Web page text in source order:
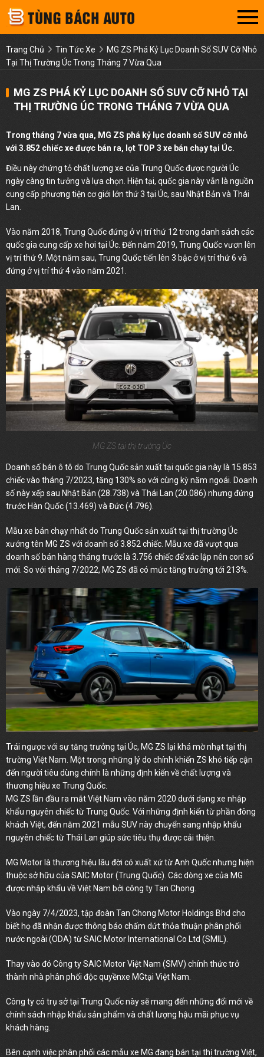
Trang Chủ Tin Tức Xe
MG ZS Phá Kỷ Lục Doanh Số SUV Cỡ Nhỏ
Tại Thị Trường Úc Trong Tháng 7 Vừa Qua
MG ZS PHÁ KỶ LỤC DOANH SỐ SUV CỠ NHỎ TẠI
THỊ TRƯỜNG ÚC TRONG THÁNG 7 VỪA QUA
Trong tháng 7 vừa qua, MG ZS phá kỷ lục doanh số SUV cỡ nhỏ
với 3.852 chiếc xe được bán ra, lọt TOP 3 xe bán chạy tại Úc.
Điều này chứng tỏ chất lượng xe của Trung Quốc được người Úc
ngày càng tin tưởng và lựa chọn. Hiện tại, quốc gia này vẫn là nguồn
cung cấp phương tiện cơ giới lớn thứ 3 tại Úc, sau Nhật Bản và Thái
Lan.
Vào năm 2018, Trung Quốc đứng ở vị trí thứ 12 trong danh sách các
quốc gia cung cấp xe hơi tại Úc. Đến năm 2019, Trung Quốc vươn lên
vị trí thứ 9. Một năm sau, Trung Quốc tiến lên 3 bậc ở vị trí thứ 6 và
đứng ở vị trí thứ 4 vào năm 2021.
MG ZS tại thị trường Úc
Doanh số bán ô tô do Trung Quốc sản xuất tại quốc gia này là 15.853
chiếc vào tháng 7/2023, tăng 130% so với cùng kỳ năm ngoái. Doanh
số này xếp sau Nhật Bản (28.738) và Thái Lan (20.086) nhưng đứng
trước Hàn Quốc (13.469) và Đức (4.796).
Mẫu xe bán chạy nhất do Trung Quốc sản xuất tại thị trường Úc
xướng tên MG ZS với doanh số 3.852 chiếc. Mẫu xe đã vượt qua
doanh số bán hàng tháng trước là 3.756 chiếc để xác lập nên con số
mới. So với tháng 7/2022, MG ZS đã có mức tăng trưởng tới 213%.
Trái ngược với sự tăng trưởng tại Úc, MG ZS lại khá mờ nhạt tại thị
trường Việt Nam. Một trong những lý do chính khiến ZS khó tiếp cận
đến người tiêu dùng chính là những định kiến về chất lượng và
thương hiệu xe Trung Quốc.
MG ZS lần đầu ra mắt Việt Nam vào năm 2020 dưới dạng xe nhập
khẩu nguyên chiếc từ Trung Quốc. Với những định kiến từ phần đông
khách Việt, đến năm 2021 mẫu SUV này chuyển sang nhập khẩu
nguyên chiếc từ Thái Lan giúp sức tiêu thụ được cải thiện.
MG Motor là thương hiệu lâu đời có xuất xứ từ Anh Quốc nhưng hiện
thuộc sở hữu của SAIC Motor (Trung Quốc). Các dòng xe của MG
được nhập khẩu về Việt Nam bởi công ty Tan Chong.
Vào ngày 7/4/2023, tập đoàn Tan Chong Motor Holdings Bhd cho
biết họ đã nhận được thông báo chấm dứt thỏa thuận phân phối
nước ngoài (ODA) từ SAIC Motor International Co Ltd (SMIL).
Thay vào đó Công ty SAIC Motor Việt Nam (SMV) chính thức trở
thành nhà phân phối độc quyềnxe MGtại Việt Nam.
Công ty có trụ sở tại Trung Quốc này sẽ mang đến những đổi mới về
chính sách nhập khẩu sản phẩm và chất lượng hậu mãi phục vụ
khách hàng.
Bên cạnh việc phân phối các mẫu xe MG đang bán tại thị trường Việt,